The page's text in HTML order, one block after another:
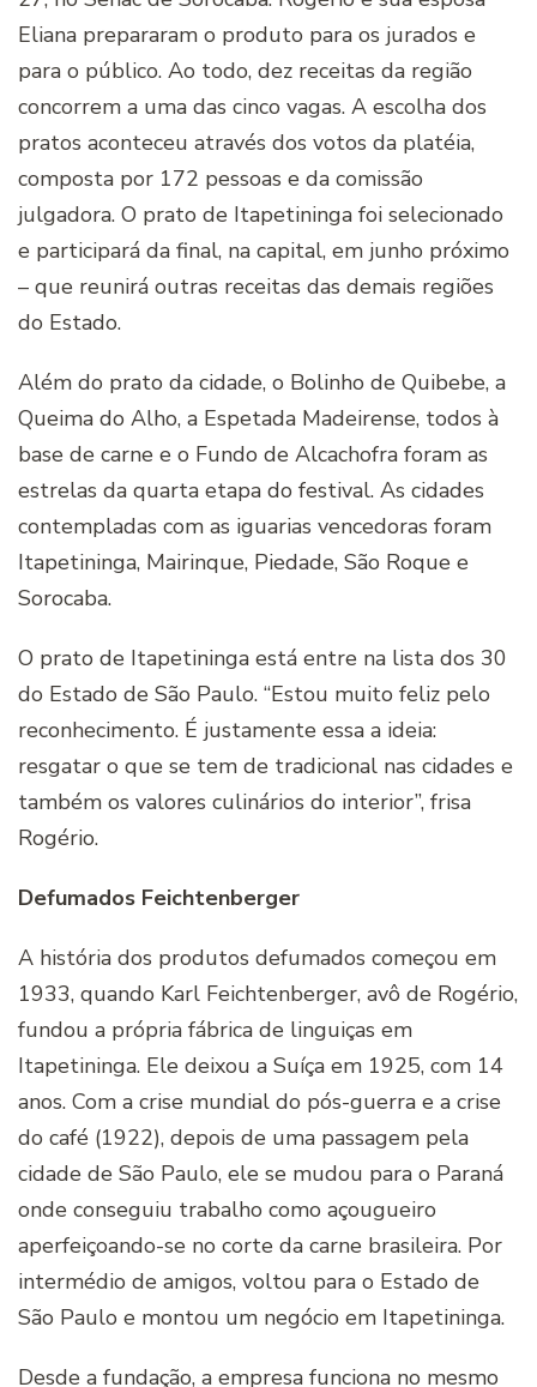
Eliana prepararam o produto para os jurados e
para o público. Ao todo, dez receitas da região
concorrem a uma das cinco vagas. A escolha dos
pratos aconteceu através dos votos da platéia,
composta por 172 pessoas e da comissão
julgadora. O prato de Itapetininga foi selecionado
e participará da final, na capital, em junho próximo
– que reunirá outras receitas das demais regiões
do Estado.
Além do prato da cidade, o Bolinho de Quibebe, a
Queima do Alho, a Espetada Madeirense, todos à
base de carne e o Fundo de Alcachofra foram as
estrelas da quarta etapa do festival. As cidades
contempladas com as iguarias vencedoras foram
Itapetininga, Mairinque, Piedade, São Roque e
Sorocaba.
O prato de Itapetininga está entre na lista dos 30
do Estado de São Paulo. “Estou muito feliz pelo
reconhecimento. É justamente essa a ideia:
resgatar o que se tem de tradicional nas cidades e
também os valores culinários do interior”, frisa
Rogério.
Defumados Feichtenberger
A história dos produtos defumados começou em
1933, quando Karl Feichtenberger, avô de Rogério,
fundou a própria fábrica de linguiças em
Itapetininga. Ele deixou a Suíça em 1925, com 14
anos. Com a crise mundial do pós-guerra e a crise
do café (1922), depois de uma passagem pela
cidade de São Paulo, ele se mudou para o Paraná
onde conseguiu trabalho como açougueiro
aperfeiçoando-se no corte da carne brasileira. Por
intermédio de amigos, voltou para o Estado de
São Paulo e montou um negócio em Itapetininga.
Desde a fundação, a empresa funciona no mesmo